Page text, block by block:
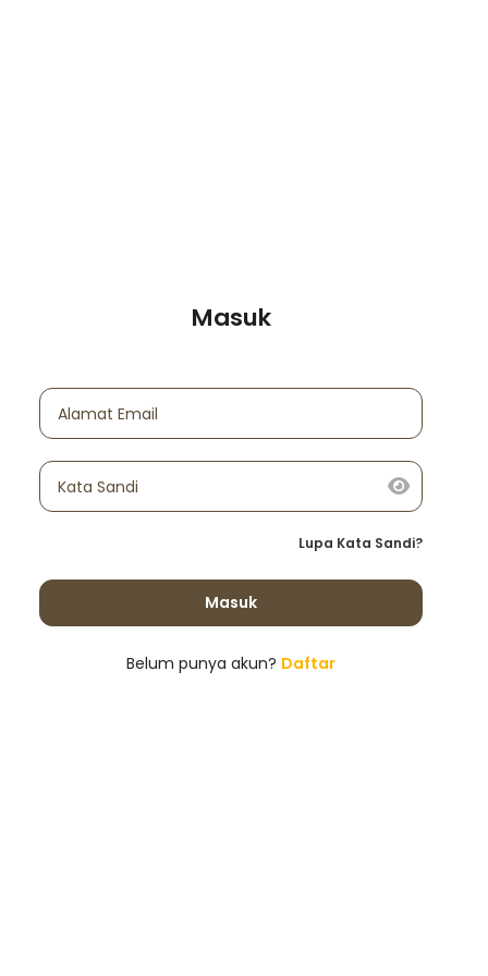
Masuk
Alamat Email
Kata Sandi
Lupa Kata Sandi?
Masuk
Belum punya akun? Daftar